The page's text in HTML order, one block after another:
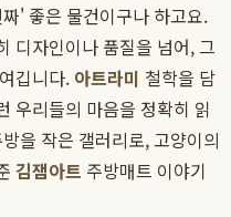
' 좋은 물건이구나 하고요.
디자인이나 품질을 넘어, 그
깁니다. 아트라미 철학을 담
우리들의 마음을 정확히 읽
을 작은 갤러리로, 고양이의
김잼아트 주방매트 이야기